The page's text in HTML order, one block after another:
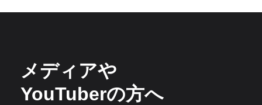
メディアや
YouTuberの方へ